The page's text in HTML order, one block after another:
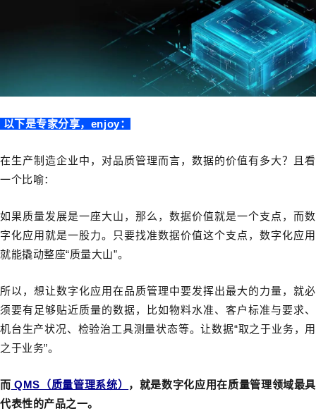
以下是专家分享，enjoy：
在生产制造企业中，对品质管理而言，数据的价值有多大？且看
一个比喻：
如果质量发展是一座大山，那么，数据价值就是一个支点，而数
字化应用就是一股力。只要找准数据价值这个支点，数字化应用
就能撬动整座“质量大山”。
所以，想让数字化应用在品质管理中要发挥出最大的力量，就必
须要有足够贴近质量的数据，比如物料水准、客户标准与要求、
机台生产状况、检验治工具测量状态等。让数据“取之于业务，用
之于业务”。
而 QMS（质量管理系统）
，就是数字化应用在质量管理领域最具
代表性的产品之一。